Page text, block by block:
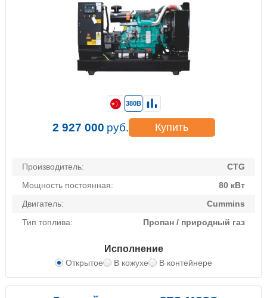
Производитель:
CTG
Мощность постоянная:
80 кВт
Двигатель:
Cummins
Тип топлива:
Пропан / природный газ
Исполнение
Открытое В кожухе В контейнере
380В
2 927 000 руб. Купить